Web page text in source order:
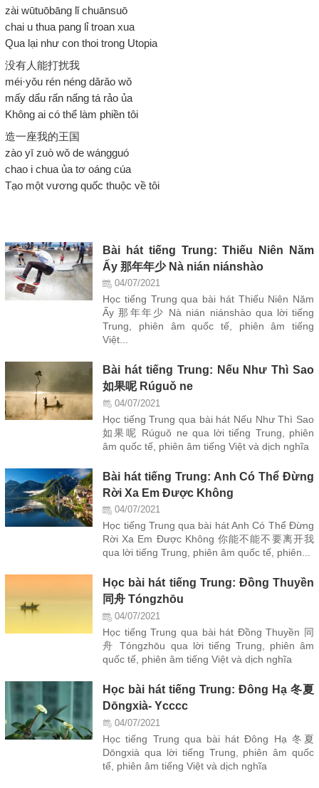
zài wūtuōbāng lǐ chuānsuō
chai u thua pang lỉ troan xua
Qua lại như con thoi trong Utopia
没有人能打扰我
méi·yǒu rén néng dǎrǎo wǒ
mấy dẩu rấn nấng tá rảo ủa
Không ai có thể làm phiền tôi
造一座我的王国
zào yī zuò wǒ de wángguó
chao i chua ủa tơ oáng cúa
Tạo một vương quốc thuộc về tôi
Bài hát tiếng Trung: Thiếu Niên Năm
Ấy 那年年少 Nà nián niánshào
04/07/2021
Học tiếng Trung qua bài hát Thiếu Niên Năm
Ấy 那年年少 Nà nián niánshào qua lời tiếng
Trung, phiên âm quốc tế, phiên âm tiếng
Việt...
Bài hát tiếng Trung: Nếu Như Thì Sao
如果呢 Rúguǒ ne
04/07/2021
Học tiếng Trung qua bài hát Nếu Như Thì Sao
如果呢 Rúguǒ ne qua lời tiếng Trung, phiên
âm quốc tế, phiên âm tiếng Việt và dịch nghĩa
Bài hát tiếng Trung: Anh Có Thể Đừng
Rời Xa Em Được Không
04/07/2021
Học tiếng Trung qua bài hát Anh Có Thể Đừng
Rời Xa Em Được Không 你能不能不要离开我
qua lời tiếng Trung, phiên âm quốc tế, phiên...
Học bài hát tiếng Trung: Đồng Thuyền
同舟 Tóngzhōu
04/07/2021
Học tiếng Trung qua bài hát Đồng Thuyền 同
舟 Tóngzhōu qua lời tiếng Trung, phiên âm
quốc tế, phiên âm tiếng Việt và dịch nghĩa
Học bài hát tiếng Trung: Đông Hạ 冬夏
Dōngxià- Ycccc
04/07/2021
Học tiếng Trung qua bài hát Đông Hạ 冬夏
Dōngxià qua lời tiếng Trung, phiên âm quốc
tế, phiên âm tiếng Việt và dịch nghĩa